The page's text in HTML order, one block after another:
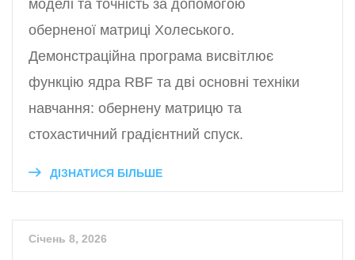
моделі та точність за допомогою
оберненої матриці Холеського.
Демонстраційна програма висвітлює
функцію ядра RBF та дві основні техніки
навчання: обернену матрицю та
стохастичний градієнтний спуск.
ДІЗНАТИСЯ БІЛЬШЕ
Січень 8, 2026